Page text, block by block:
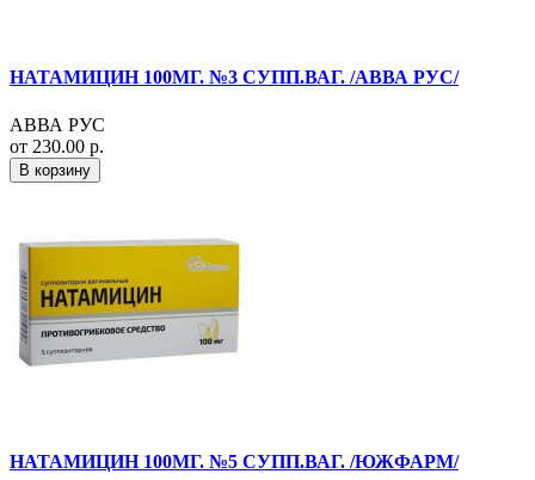
НАТАМИЦИН 100МГ. №3 СУПП.ВАГ. /АВВА РУС/
АВВА РУС
от 230.00 р.
В корзину
НАТАМИЦИН 100МГ. №5 СУПП.ВАГ. /ЮЖФАРМ/